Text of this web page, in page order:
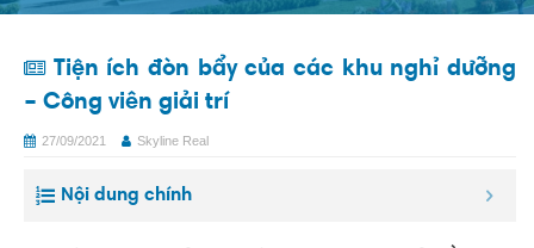
Tiện ích đòn bẩy của các khu nghỉ dưỡng
– Công viên giải trí
27/09/2021 Skyline Real
Nội dung chính